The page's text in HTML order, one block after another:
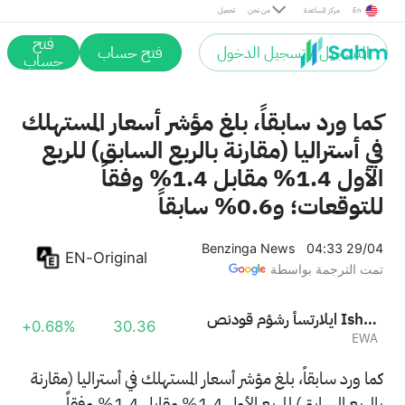
تحميل من نحن مركز المساعدة En
التسجيل / تسجيل الدخول فتح حساب فتح
حساب
كما ورد سابقاً، بلغ مؤشر أسعار المستهلك
في أستراليا (مقارنة بالربع السابق) للربع
الأول 1.4% مقابل 1.4% وفقاً
للتوقعات؛ و0.6% سابقاً
Benzinga News
04:33 29/04
تمت الترجمة بواسطة
EN-Original
صندوق مؤشر أستراليا Ishares MSCI
EWA
30.36
+0.68%
كما ورد سابقاً، بلغ مؤشر أسعار المستهلك في أستراليا (مقارنة